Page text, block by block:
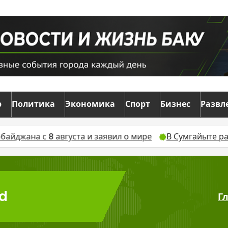
Политика Экономика Спорт Бизнес
8 августа и заявил о мире В Сумгайыте